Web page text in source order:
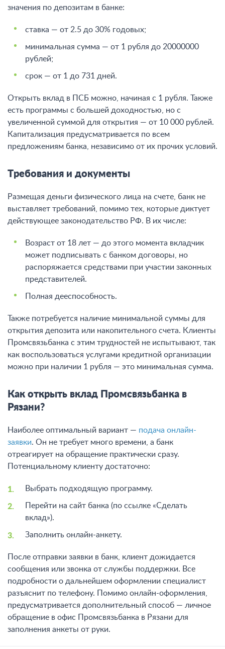
значения по депозитам в банке:
ставка — от 2.5 до 30% годовых;
минимальная сумма — от 1 рубля до 20000000
рублей;
срок — от 1 до 731 дней.
Открыть вклад в ПСБ можно, начиная с 1 рубля. Также
есть программы с большей доходностью, но с
увеличенной суммой для открытия — от 10 000 рублей.
Капитализация предусматривается по всем
предложениям банка, независимо от их прочих условий.
Требования и документы
Размещая деньги физического лица на счете, банк не
выставляет требований, помимо тех, которые диктует
действующее законодательство РФ. В их числе:
Возраст от 18 лет — до этого момента вкладчик
может подписывать с банком договоры, но
распоряжается средствами при участии законных
представителей.
Полная дееспособность.
Также потребуется наличие минимальной суммы для
открытия депозита или накопительного счета. Клиенты
Промсвязьбанка с этим трудностей не испытывают, так
как воспользоваться услугами кредитной организации
можно при наличии 1 рубля — это минимальная сумма.
Как открыть вклад Промсвязьбанка в
Рязани?
Наиболее оптимальный вариант — подача онлайн-
заявки. Он не требует много времени, а банк
отреагирует на обращение практически сразу.
Потенциальному клиенту достаточно:
Выбрать подходящую программу.
Перейти на сайт банка (по ссылке «Сделать
вклад»).
Заполнить онлайн-анкету.
После отправки заявки в банк, клиент дожидается
сообщения или звонка от службы поддержки. Все
подробности о дальнейшем оформлении специалист
разъяснит по телефону. Помимо онлайн-оформления,
предусматривается дополнительный способ — личное
обращение в офис Промсвязьбанка в Рязани для
заполнения анкеты от руки.